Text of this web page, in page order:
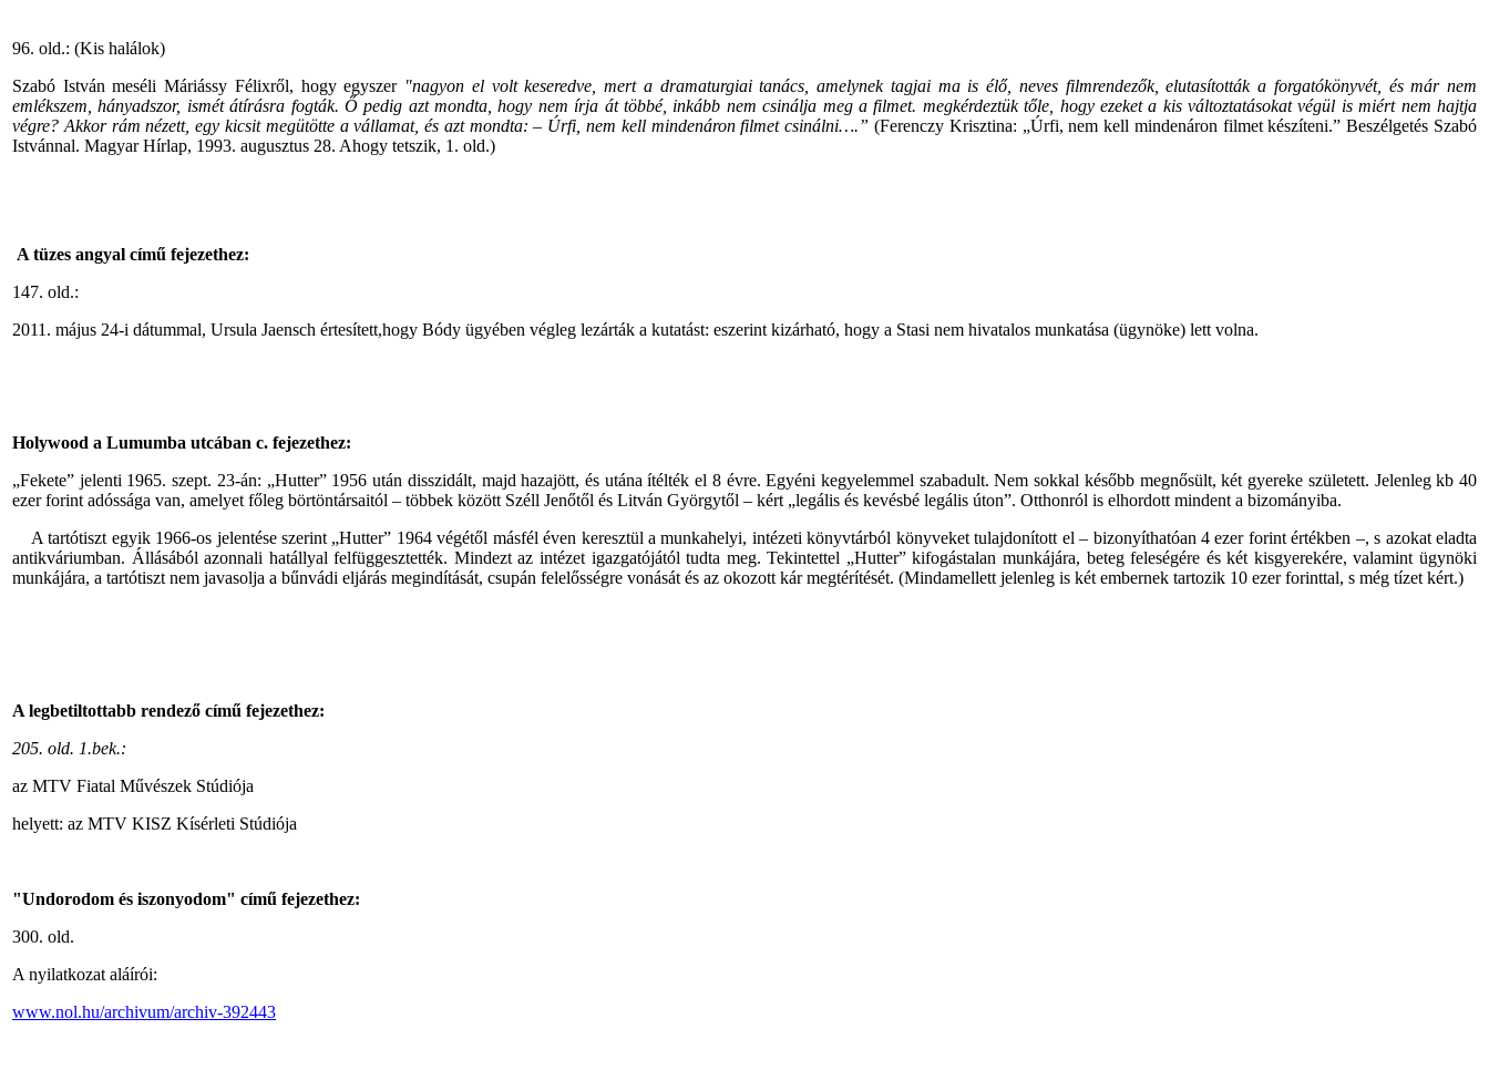
96. old.: (Kis halálok)
Szabó István meséli Máriássy Félixről, hogy egyszer"nagyon el volt keseredve, mert a dramaturgiai tanács, amelynek tagjai ma is élő, neves filmrendezők, elutasították a forgatókönyvét, és már nem
emlékszem, hányadszor, ismét átírásra fogták. Ő pedig azt mondta, hogy nem írja át többé, inkább nem csinálja meg a filmet. megkérdeztük tőle, hogy ezeket a kis változtatásokat végül is miért nem hajtja
végre? Akkor rám nézett, egy kicsit megütötte a vállamat, és azt mondta: – Úrfi, nem kell mindenáron filmet csinálni….” (Ferenczy Krisztina: „Úrfi, nem kell mindenáron filmet készíteni.” Beszélgetés Szabó
Istvánnal. Magyar Hírlap, 1993. augusztus 28. Ahogy tetszik, 1. old.)
A tüzes angyal című fejezethez:
147. old.:
2011. május 24-i dátummal, Ursula Jaensch értesített,hogy Bódy ügyében végleg lezárták a kutatást: eszerint kizárható, hogy a Stasi nem hivatalos munkatása (ügynöke) lett volna.
Holywood a Lumumba utcában c. fejezethez:
„Fekete” jelenti 1965. szept. 23-án: „Hutter” 1956 után disszidált, majd hazajött, és utána ítélték el 8 évre. Egyéni kegyelemmel szabadult. Nem sokkal később megnősült, két gyereke született. Jelenleg kb 40
ezer forint adóssága van, amelyet főleg börtöntársaitól – többek között Széll Jenőtől és Litván Györgytől – kért „legális és kevésbé legális úton”. Otthonról is elhordott mindent a bizományiba.
A tartótiszt egyik 1966-os jelentése szerint „Hutter” 1964 végétől másfél éven keresztül a munkahelyi, intézeti könyvtárból könyveket tulajdonított el – bizonyíthatóan 4 ezer forint értékben –, s azokat eladta
antikváriumban. Állásából azonnali hatállyal felfüggesztették. Mindezt az intézet igazgatójától tudta meg. Tekintettel „Hutter” kifogástalan munkájára, beteg feleségére és két kisgyerekére, valamint ügynöki
munkájára, a tartótiszt nem javasolja a bűnvádi eljárás megindítását, csupán felelősségre vonását és az okozott kár megtérítését. (Mindamellett jelenleg is két embernek tartozik 10 ezer forinttal, s még tízet kért.)
A legbetiltottabb rendező című fejezethez:
205. old. 1.bek.:
az MTV Fiatal Művészek Stúdiója
helyett: az MTV KISZ Kísérleti Stúdiója
"Undorodom és iszonyodom" című fejezethez:
300. old.
A nyilatkozat aláírói:
www.nol.hu/archivum/archiv-392443